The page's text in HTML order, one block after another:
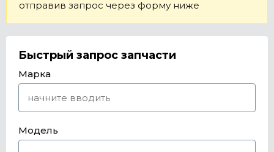
отправив запрос через форму ниже
Быстрый запрос запчасти
Марка
Модель